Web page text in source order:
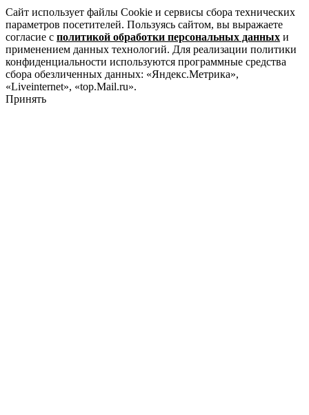
Сайт использует файлы Cookie и сервисы сбора технических
параметров посетителей. Пользуясь сайтом, вы выражаете
согласие с политикой обработки персональных данных и
применением данных технологий. Для реализации политики
конфиденциальности используются программные средства
сбора обезличенных данных: «Яндекс.Метрика»,
«Liveinternet», «top.Mail.ru».
Принять